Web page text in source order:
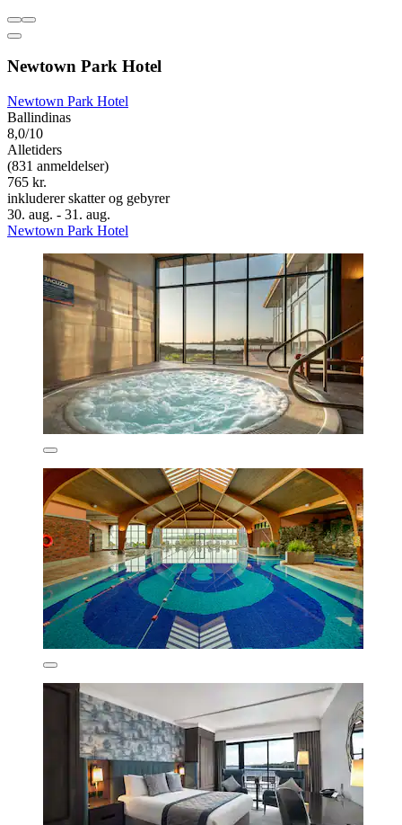
Newtown Park Hotel
Newtown Park Hotel
Ballindinas
8,0/10
Alletiders
(831 anmeldelser)
765 kr.
inkluderer skatter og gebyrer
30. aug. - 31. aug.
Newtown Park Hotel